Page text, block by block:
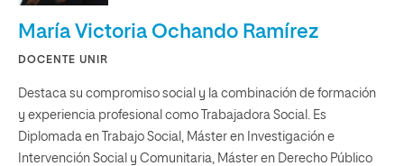
María Victoria Ochando Ramírez
DOCENTE UNIR
Destaca su compromiso social y la combinación de formación
y experiencia profesional como Trabajadora Social. Es
Diplomada en Trabajo Social, Máster en Investigación e
Intervención Social y Comunitaria, Máster en Derecho Público